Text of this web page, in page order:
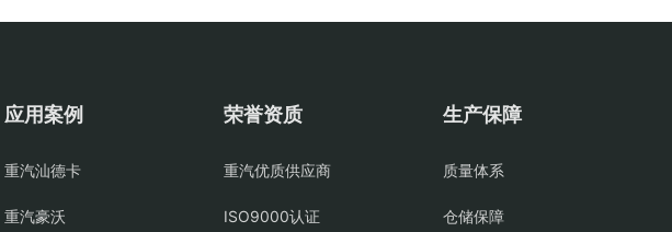
应用案例
重汽汕德卡
重汽豪沃
荣誉资质
重汽优质供应商
ISO9000认证
生产保障
质量体系
仓储保障